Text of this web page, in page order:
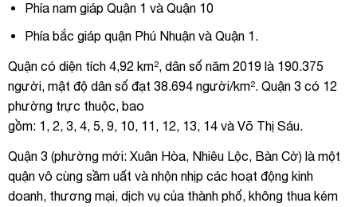
Phía nam giáp Quận 1 và Quận 10
Phía bắc giáp quận Phú Nhuận và Quận 1.
Quận có diện tích 4,92 km², dân số năm 2019 là 190.375
người, mật độ dân số đạt 38.694 người/km². Quận 3 có 12
phường trực thuộc, bao
gồm: 1, 2, 3, 4, 5, 9, 10, 11, 12, 13, 14 và Võ Thị Sáu.
Quận 3 (phường mới: Xuân Hòa, Nhiêu Lộc, Bàn Cờ) là một
quận vô cùng sầm uất và nhộn nhịp các hoạt động kinh
doanh, thương mại, dịch vụ của thành phố, không thua kém